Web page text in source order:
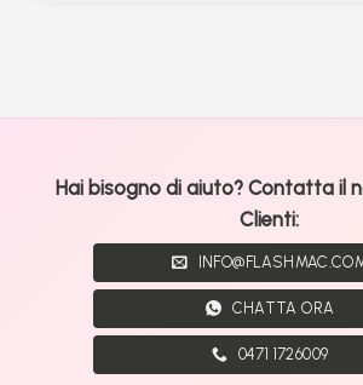
Hai bisogno di aiuto? Contatta il
Clienti:
CHATTA ORA
0471 1726009